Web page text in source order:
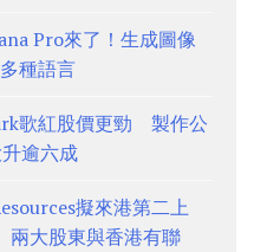
Pro來了！生成圖像
種語言
歌紅股價更勁 製作公
逾六成
擬來港第二上
大股東與香港有聯